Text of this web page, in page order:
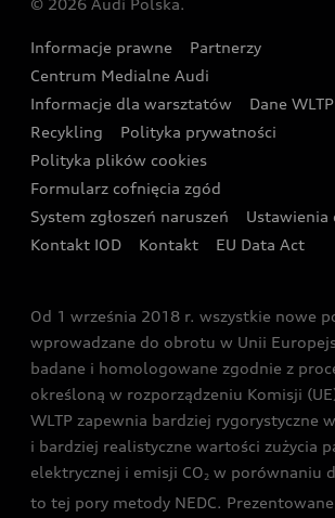
Wyszukaj najbliższego Partnera Audi
Oferta dla przedsiębiorców
Oferta dla klientów prywatnych
Kalkulator rat
Ubezpieczenie
Audi exclusive
Zasięg
Gwarancja
Akcje serwisowe Audi
Katalog online akcesoriów
Audi i Muzeum Sztuki Nowoczesnej w
Audi driving experience
Audi quattro Cup
Audi i Puchar Świata w Skokach
Zakopanem
© 2026 Audi Polska.
Informacje prawne
Partnerzy
Centrum Medialne Audi
Informacje dla warsztatów
Dane WLTP
Recykling
Polityka prywatności
Polityka plików cookies
Formularz cofnięcia zgód
System zgłoszeń naruszeń
Ustawienia
Kontakt IOD
Kontakt EU Data Act
Od 1 września 2018 r. wszystkie nowe
wprowadzane do obrotu w Unii
badane i homologowane zgodnie z
określoną w rozporządzeniu Komisji
WLTP zapewnia bardziej rygorystyczne
i bardziej realistyczne wartości zużycia
elektrycznej i emisji CO2 w porównaniu
to tej pory metody NEDC.